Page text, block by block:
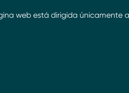
web está dirigida únicamente